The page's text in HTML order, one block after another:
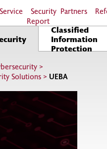
Service
Security
Report
Partners
Classified
Information
Protection
>
Solutions> UEBA